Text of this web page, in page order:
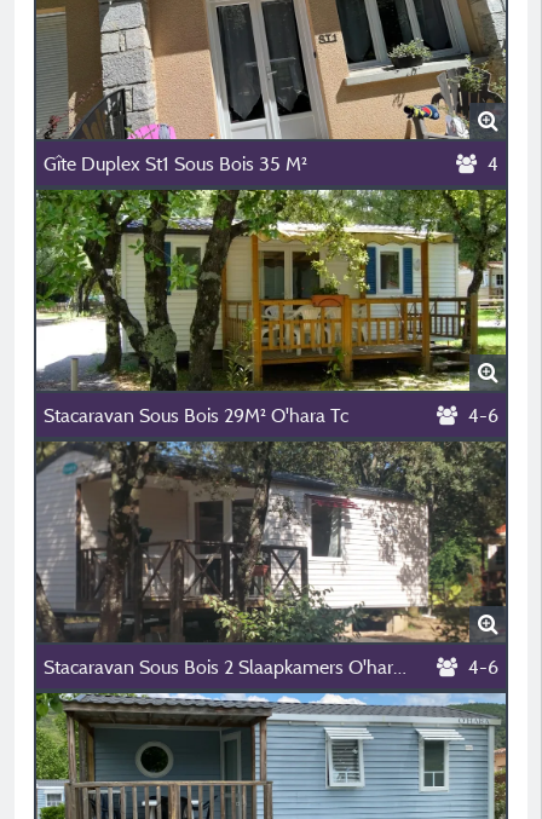
Gîte Duplex St1 Sous Bois 35 M² 4
Stacaravan Sous Bois 29M² O'hara Tc 4-6
Stacaravan Sous Bois 2 Slaapkamers O'hara Sb 784Ti 4-6